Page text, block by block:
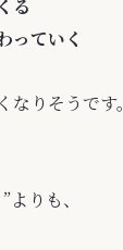
る
っていく
りそうです。
りも、